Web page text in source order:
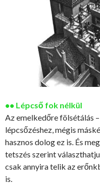
•• Lépcső fok nélkül
Az emelkedőre fölsétálás
lépcsőzéshez, mégis
hasznos dolog ez is. És
tetszés szerint
csak annyira telik az
is.